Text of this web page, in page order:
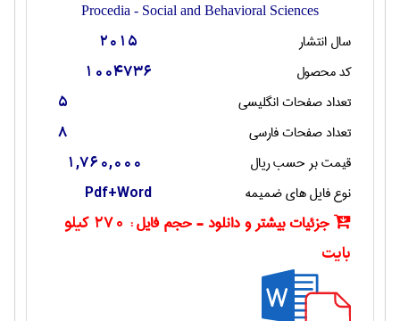
Procedia - Social and Behavioral Sciences
سال انتشار 2015
کد محصول 1004736
تعداد صفحات انگليسی 5
تعداد صفحات فارسی 8
قیمت بر حسب ریال 1,760,000
نوع فایل های ضمیمه Pdf+Word
جزئیات بیشتر و دانلود - حجم فایل :
270 کیلو
بایت